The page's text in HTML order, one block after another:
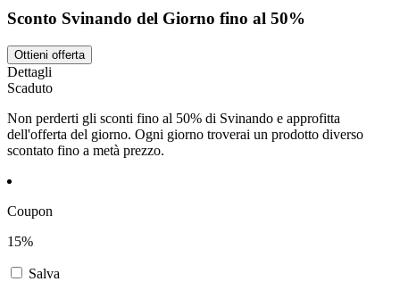
Sconto Svinando del Giorno fino al 50%
Ottieni offerta
Dettagli
Scaduto
Non perderti gli sconti fino al 50% di Svinando e approfitta
dell'offerta del giorno. Ogni giorno troverai un prodotto diverso
scontato fino a metà prezzo.
Coupon
15%
Salva